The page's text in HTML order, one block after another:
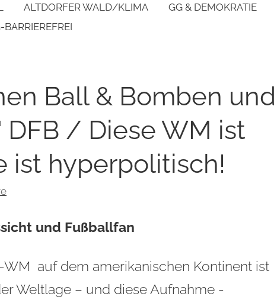
ALTDORFER WALD/KLIMA
GG & DEMOKRATIE
BARRIEREFREI
Ball & Bomben
/ Diese WM ist
ist hyperpolitisch!
und Fußballfan
auf dem amerikanischen Kontinent ist
Weltlage – und diese Aufnahme -